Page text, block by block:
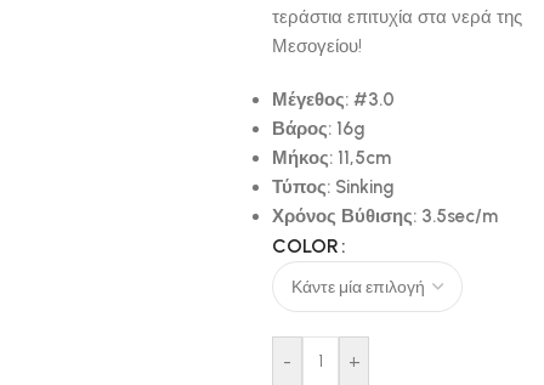
τεράστια επιτυχία στα νερά της
Μεσογείου!
Μέγεθος: #3.0
Βάρος: 16g
Μήκος: 11,5cm
Τύπος: Sinking
Χρόνος Βύθισης: 3.5sec/m
COLOR
- +